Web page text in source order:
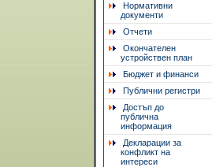
Нормативни
документи
Отчети
Окончателен
устройствен план
Бюджет и финанси
Публични регистри
Достъп до
публична
информация
Декларации за
конфликт на
интереси